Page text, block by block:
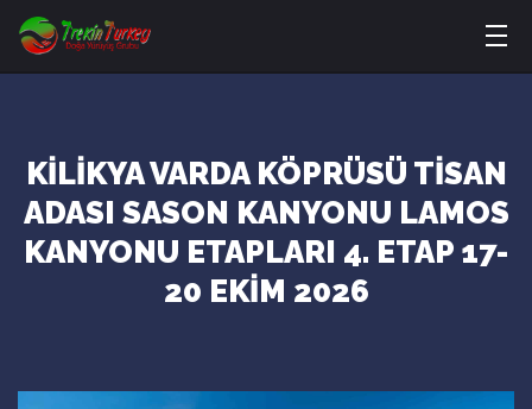
KİLİKYA VARDA KÖPRÜSÜ TİSAN
ADASI SASON KANYONU LAMOS
KANYONU ETAPLARI 4. ETAP 17-
20 EKİM 2026